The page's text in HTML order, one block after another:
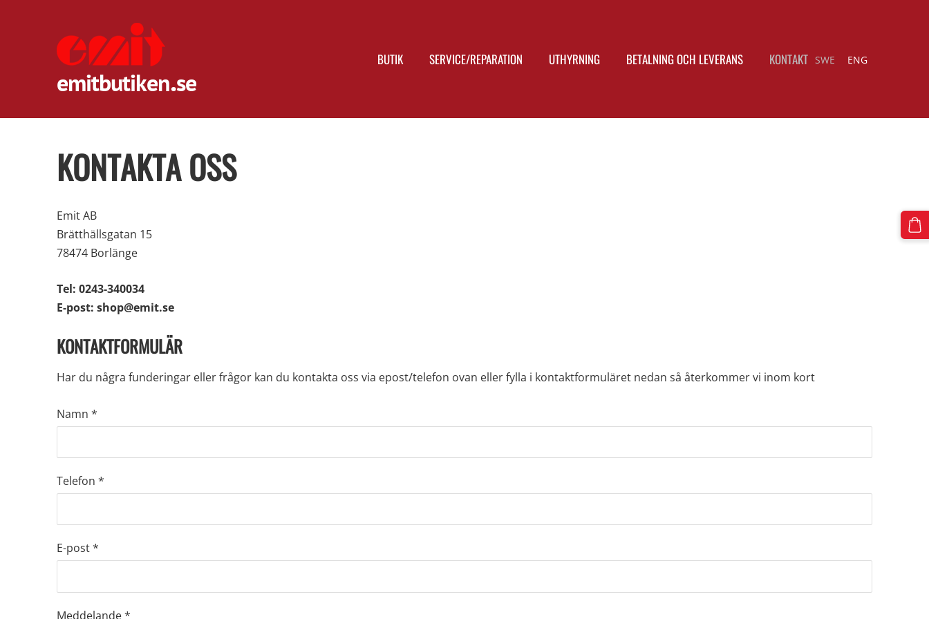
emitbutiken.se
BUTIK SERVICE/REPARATION UTHYRNING BETALNING OCH LEVERANS KONTAKT SWE ENG
KONTAKTA OSS
Emit AB
Brätthällsgatan 15
78474 Borlänge
Tel: 0243-340034
E-post: shop@emit.se
KONTAKTFORMULÄR
Har du några funderingar eller frågor kan du kontakta oss via epost/telefon ovan eller fylla i kontaktformuläret nedan så återkommer vi inom kort
Namn *
Telefon *
E-post*
Meddelande*